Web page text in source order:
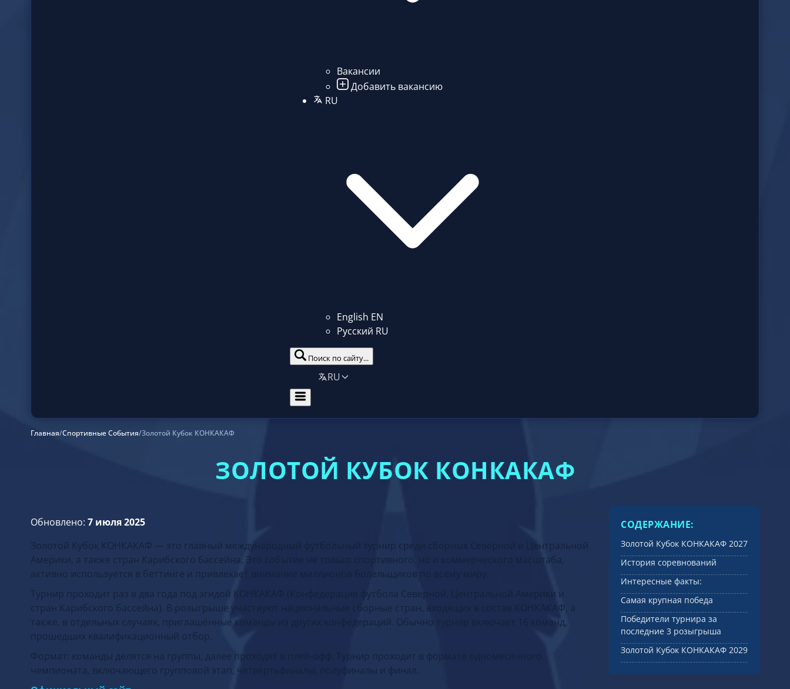
Вакансии
Добавить вакансию
RU
English EN
Русский RU
Поиск по сайту...
RU
Главная/Спортивные События/Золотой Кубок КОНКАКАФ
ЗОЛОТОЙ КУБОК КОНКАКАФ
Обновлено: 7 июля 2025
Золотой Кубок КОНКАКАФ — это главный международный футбольный турнир среди сборных Северной и Центральной
Америки, а также стран Карибского бассейна. Это событие не только спортивного, но и коммерческого масштаба,
активно используется в беттинге и привлекает внимание миллионов болельщиков по всему миру.
Турнир проходит раз в два года под эгидой КОНКАКАФ (Конфедерация футбола Северной, Центральной Америки и
стран Карибского бассейна). В розыгрыше участвуют национальные сборные стран, входящих в состав КОНКАКАФ, а
также, в отдельных случаях, приглашённые команды из других конфедераций. Обычно турнир включает 16 команд,
прошедших квалификационный отбор.
Формат: команды делятся на группы, далее проходят в плей-офф. Турнир проходит в формате одномесячного
чемпионата, включающего групповой этап, четвертьфиналы, полуфиналы и финал.
СОДЕРЖАНИЕ:
Золотой Кубок КОНКАКАФ 2027
История соревнований
Интересные факты:
Самая крупная победа
Победители турнира за
последние 3 розыгрыша
Золотой Кубок КОНКАКАФ 2029